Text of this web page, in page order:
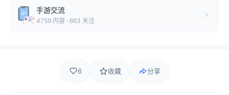
手游交流
4759 内容 · 663 关注
6 收藏 分享